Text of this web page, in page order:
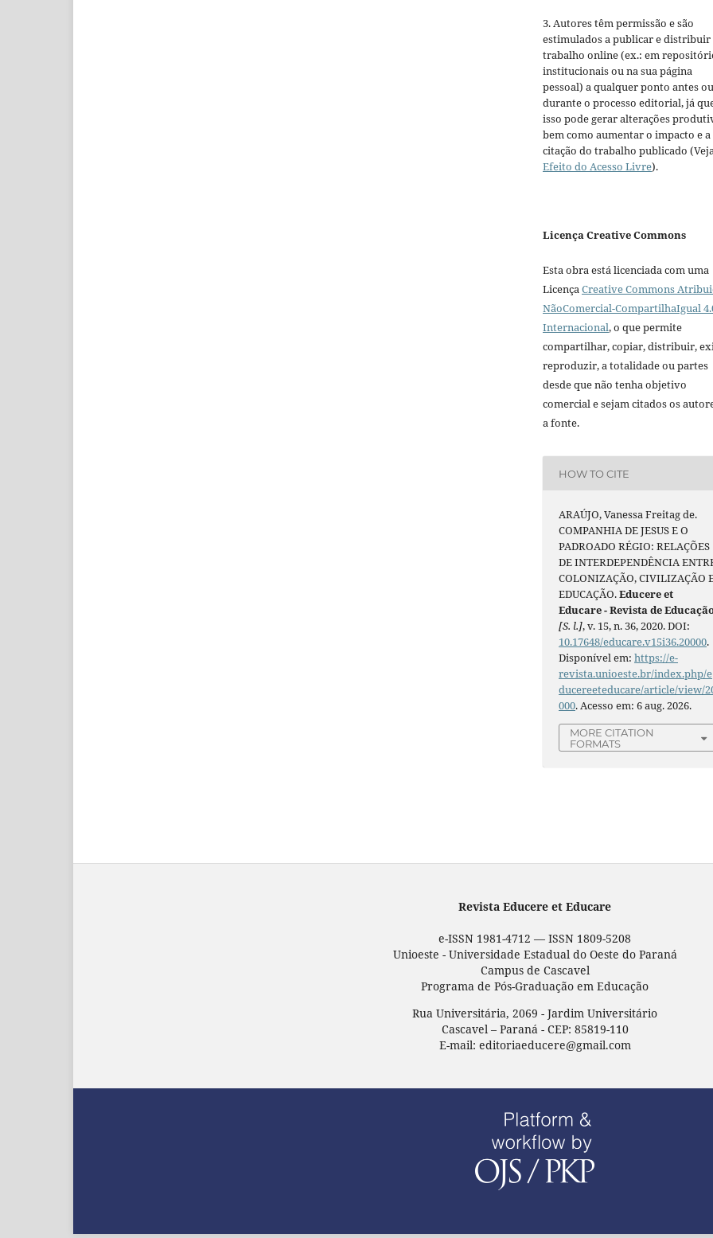
3. Autores têm permissão e são
estimulados a publicar e distribuir
trabalho online (ex.: em
institucionais ou na sua página
pessoal) a qualquer ponto antes ou
durante o processo editorial, já
isso pode gerar alterações
bem como aumentar o impacto e a
citação do trabalho publicado
Efeito do Acesso Livre).
Licença Creative Commons
Esta obra está licenciada com uma
LicençaCreative Commons
NãoComercial-CompartilhaIgual
Internacional, o que permite
compartilhar, copiar, distribuir,
reproduzir, a totalidade ou partes
desde que não tenha objetivo
comercial e sejam citados os
a fonte.
HOW TO CITE
ARAÚJO, Vanessa Freitag de.
COMPANHIA DE JESUS E O
PADROADO RÉGIO: RELAÇÕES
DE INTERDEPENDÊNCIA
COLONIZAÇÃO, CIVILIZAÇÃO
EDUCAÇÃO.Educere et
Educare - Revista de
[S. l.], v. 15, n. 36, 2020. DOI:
10.17648/educare.v15i36.20000.
Disponível em:https://e-
revista.unioeste.br/index.php/e
ducereeteducare/article/view/
000. Acesso em: 6 aug. 2026.
MORE CITATION
FORMATS
Revista Educere et Educare
e-ISSN 1981-4712 — ISSN 1809-5208
Unioeste - Universidade Estadual do Oeste do Paraná
Campus de Cascavel
Programa de Pós-Graduação em Educação
Rua Universitária, 2069 - Jardim Universitário
Cascavel – Paraná - CEP: 85819-110
E-mail: editoriaeducere@gmail.com